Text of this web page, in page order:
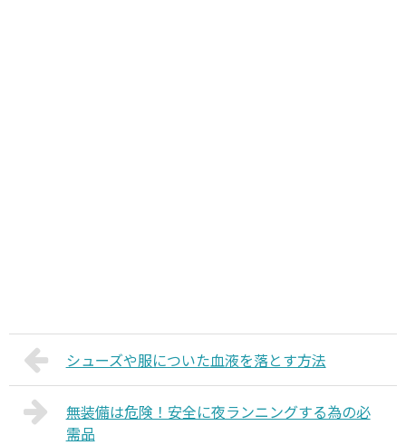
シューズや服についた血液を落とす方法
無装備は危険！安全に夜ランニングする為の必
需品